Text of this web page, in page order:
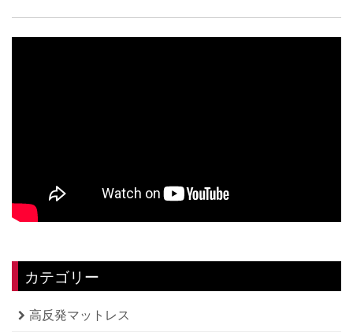
カテゴリー
高反発マットレス